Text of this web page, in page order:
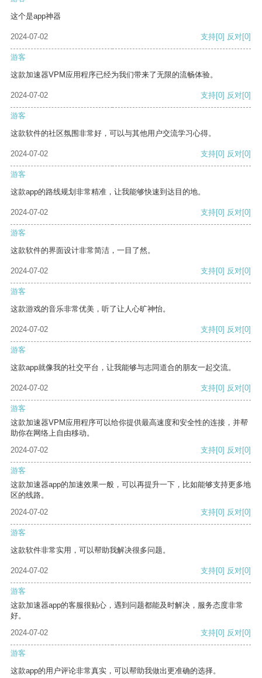
这个是app神器
2024-07-02 支持[0] 反对[0]
游客
这款加速器VPM应用程序已经为我们带来了无限的流畅体验。
2024-07-02 支持[0] 反对[0]
游客
这款软件的社区氛围非常好，可以与其他用户交流学习心得。
2024-07-02 支持[0] 反对[0]
游客
这款app的路线规划非常精准，让我能够快速到达目的地。
2024-07-02 支持[0] 反对[0]
游客
这款软件的界面设计非常简洁，一目了然。
2024-07-02 支持[0] 反对[0]
游客
这款游戏的音乐非常优美，听了让人心旷神怡。
2024-07-02 支持[0] 反对[0]
游客
这款app就像我的社交平台，让我能够与志同道合的朋友一起交流。
2024-07-02 支持[0] 反对[0]
游客
这款加速器VPM应用程序可以给你提供最高速度和安全性的连接，并帮
助你在网络上自由移动。
2024-07-02
支持[0] 反对[0]
游客
这款加速器app的加速效果一般，可以再提升一下，比如能够支持更多地
区的线路。
2024-07-02
支持[0] 反对[0]
游客
这款软件非常实用，可以帮助我解决很多问题。
2024-07-02 支持[0] 反对[0]
游客
这款加速器app的客服很贴心，遇到问题都能及时解决，服务态度非常
好。
2024-07-02
支持[0] 反对[0]
游客
这款app的用户评论非常真实，可以帮助我做出更准确的选择。